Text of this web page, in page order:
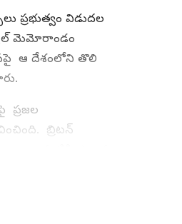
ప్రభుత్వం విడుదల
మెమోరాండం
ఆ దేశంలోని తొలి
ప్రజల
బ్రిటన్